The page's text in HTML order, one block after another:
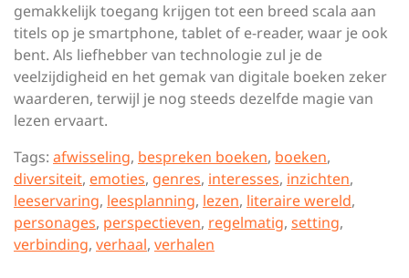
gemakkelijk toegang krijgen tot een breed scala aan
titels op je smartphone, tablet of e-reader, waar je ook
bent. Als liefhebber van technologie zul je de
veelzijdigheid en het gemak van digitale boeken zeker
waarderen, terwijl je nog steeds dezelfde magie van
lezen ervaart.
Tags: afwisseling, bespreken boeken, boeken,
diversiteit, emoties, genres, interesses, inzichten,
leeservaring, leesplanning, lezen, literaire wereld,
personages, perspectieven, regelmatig, setting,
verbinding, verhaal, verhalen